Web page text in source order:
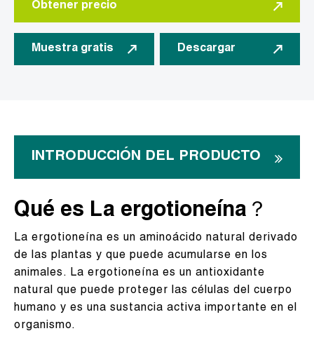
Obtener precio
Muestra gratis Descargar
INTRODUCCIÓN DEL PRODUCTO
Qué es La ergotioneína？
La ergotioneína es un aminoácido natural derivado
de las plantas y que puede acumularse en los
animales. La ergotioneína es un antioxidante
natural que puede proteger las células del cuerpo
humano y es una sustancia activa importante en el
organismo.